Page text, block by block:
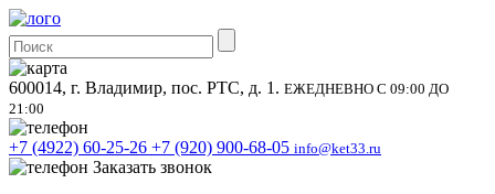
600014, г. Владимир, пос. РТС, д. 1. ЕЖЕДНЕВНО С 09:00 ДО
21:00
+7 (4922) 60-25-26 +7 (920) 900-68-05 info@ket33.ru
Заказать звонок